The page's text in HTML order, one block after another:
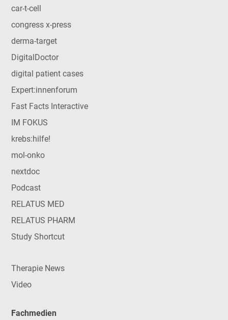
car-t-cell
congress x-press
derma-target
DigitalDoctor
digital patient cases
Expert:innenforum
Fast Facts Interactive
IM FOKUS
krebs:hilfe!
mol-onko
nextdoc
Podcast
RELATUS MED
RELATUS PHARM
Study Shortcut
Therapie News
Video
Fachmedien